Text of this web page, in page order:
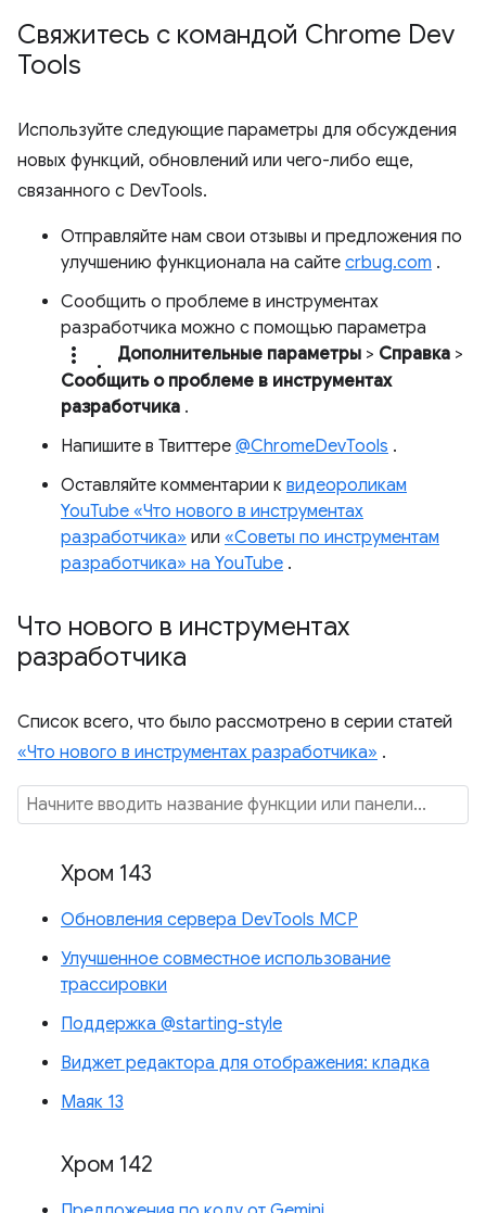
Свяжитесь с командой Chrome Dev
Tools
Используйте следующие параметры для обсуждения
новых функций, обновлений или чего-либо еще,
связанного с DevTools.
Отправляйте нам свои отзывы и предложения по
улучшению функционала на сайте crbug.com .
Сообщить о проблеме в инструментах
разработчика можно с помощью параметра
more_vert. Дополнительные параметры > Справка >
Сообщить о проблеме в инструментах
разработчика .
Напишите в Твиттере @ChromeDevTools .
Оставляйте комментарии к видеороликам
YouTube «Что нового в инструментах
разработчика» или «Советы по инструментам
разработчика» на YouTube .
Что нового в инструментах
разработчика
Список всего, что было рассмотрено в серии статей
«Что нового в инструментах разработчика» .
Хром 143
Обновления сервера DevTools MCP
Улучшенное совместное использование
трассировки
Поддержка @starting-style
Виджет редактора для отображения: кладка
Маяк 13
Хром 142